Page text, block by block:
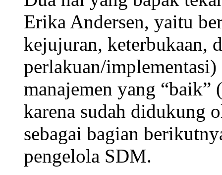
Erika Andersen, yaitu
kejujuran, keterbukaan,
perlakuan/
manajemen yang “baik”
karena sudah didukung
sebagai bagian
pengelola SDM.